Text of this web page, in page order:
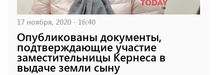
17 ноября, 2020 - 16:40
Опубликованы документы,
подтверждающие участие
заместительницы Кернеса в
выдаче земли сыну